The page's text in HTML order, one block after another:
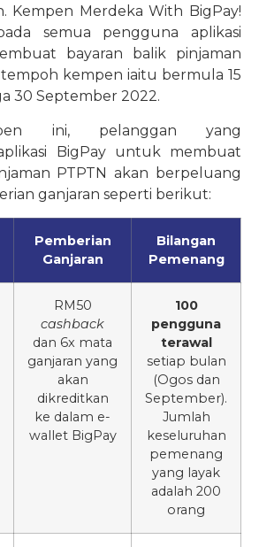
Kempen Merdeka With BigPay!
semua pengguna aplikasi
bayaran balik pinjaman
tempoh kempen iaitu bermula 15
30 September 2022.
ini, pelanggan yang
BigPay untuk membuat
PTPTN akan berpeluang
ganjaran seperti berikut:
Pemberian
Ganjaran
Bilangan
Pemenang
RM50
cashback
dan 6x mata
ganjaran yang
akan
dikreditkan
ke dalam e-
wallet BigPay
100
pengguna
terawal
setiap bulan
(Ogos dan
September).
Jumlah
keseluruhan
pemenang
yang layak
adalah 200
orang